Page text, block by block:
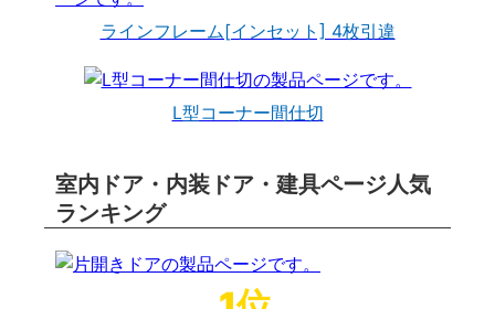
ラインフレーム[インセット] 4枚引違
L型コーナー間仕切
室内ドア・内装ドア・建具ページ人気
ランキング